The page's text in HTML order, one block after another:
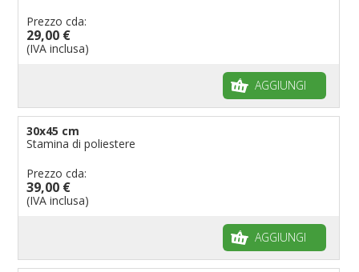
Prezzo cda:
29,00 €
(IVA inclusa)
AGGIUNGI
30x45 cm
Stamina di poliestere
Prezzo cda:
39,00 €
(IVA inclusa)
AGGIUNGI